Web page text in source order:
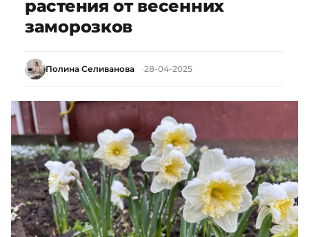
растения от весенних
заморозков
Полина Селиванова 28-04-2025